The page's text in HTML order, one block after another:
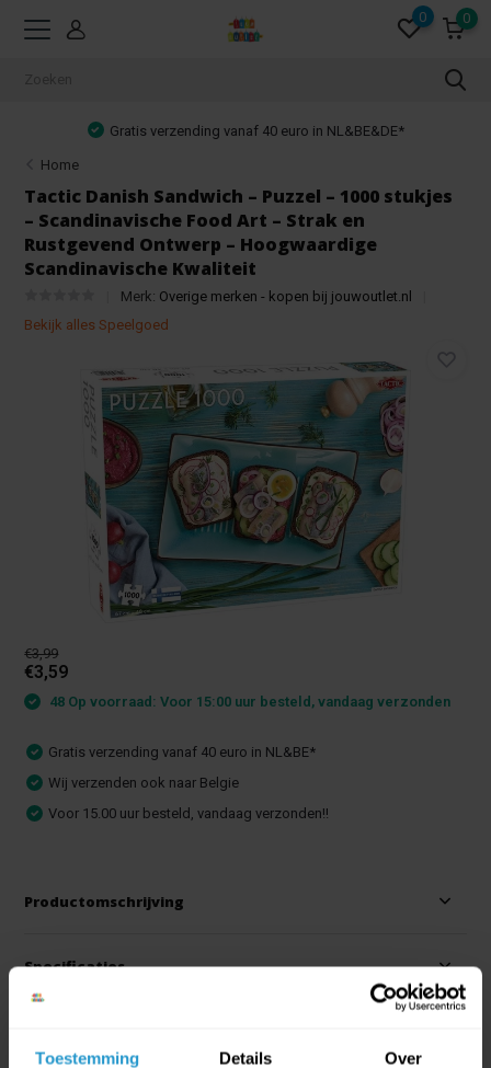
Toestemming Details Over
0 0
Gratis verzending vanaf 40 euro in NL&BE&DE*
Home
Tactic Danish Sandwich – Puzzel – 1000 stukjes
– Scandinavische Food Art – Strak en
Rustgevend Ontwerp – Hoogwaardige
Scandinavische Kwaliteit
Merk: Overige merken - kopen bij jouwoutlet.nl
Bekijk alles Speelgoed
€3,99
€3,59
48 Op voorraad: Voor 15:00 uur besteld, vandaag verzonden
Gratis verzending vanaf 40 euro in NL&BE*
Wij verzenden ook naar Belgie
Voor 15.00 uur besteld, vandaag verzonden!!
Productomschrijving
Specificaties